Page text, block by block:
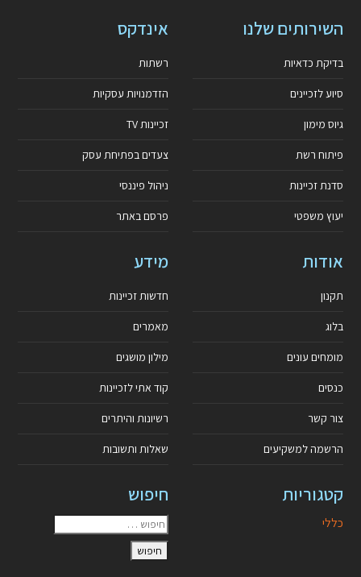
השירותים שלנו
בדיקת כדאיות
סיוע לזכיינים
גיוס מימון
פיתוח רשת
סדנת זכיינות
יעוץ משפטי
אינדקס
רשתות
הזדמנויות עסקיות
זכיינות TV
צעדים בפתיחת עסק
ניהול פיננסי
פרסם באתר
אודות
תקנון
בלוג
מומחים עונים
כנסים
צור קשר
הרשמה למשקיעים
מידע
חדשות זכיינות
מאמרים
מילון מושגים
קוד אתי לזכיינות
רשיונות והיתרים
שאלות ותשובות
קטגוריות
כללי
חיפוש